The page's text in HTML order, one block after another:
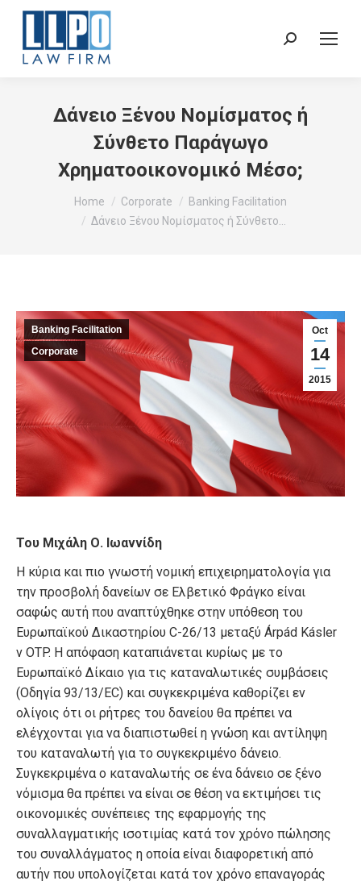
Δάνειο Ξένου Νομίσματος ή
Σύνθετο Παράγωγο
Χρηματοοικονομικό Μέσο;
You are here:Home Corporate
Banking Facilitation
Δάνειο Ξένου Νομίσματος ή Σύνθετο…
Oct
14
2015
Banking Facilitation
Corporate
Του Μιχάλη Ο. Ιωαννίδη
Η κύρια και πιο γνωστή νομική επιχειρηματολογία για
την προσβολή δανείων σε Ελβετικό Φράγκο είναι
σαφώς αυτή που αναπτύχθηκε στην υπόθεση του
Ευρωπαϊκού Δικαστηρίου C-26/13 μεταξύ Árpád Kásler
v OTP. Η απόφαση καταπιάνεται κυρίως με το
Ευρωπαϊκό Δίκαιο για τις καταναλωτικές συμβάσεις
(Οδηγία 93/13/EC) και συγκεκριμένα καθορίζει εν
ολίγοις ότι οι ρήτρες του δανείου θα πρέπει να
ελέγχονται για να διαπιστωθεί η γνώση και αντίληψη
του καταναλωτή για το συγκεκριμένο δάνειο.
Συγκεκριμένα ο καταναλωτής σε ένα δάνειο σε ξένο
νόμισμα θα πρέπει να είναι σε θέση να εκτιμήσει τις
οικονομικές συνέπειες της εφαρμογής της
συναλλαγματικής ισοτιμίας κατά τον χρόνο πώλησης
του συναλλάγματος η οποία είναι διαφορετική από
αυτήν που υπολογίζεται κατά τον χρόνο επαναγοράς